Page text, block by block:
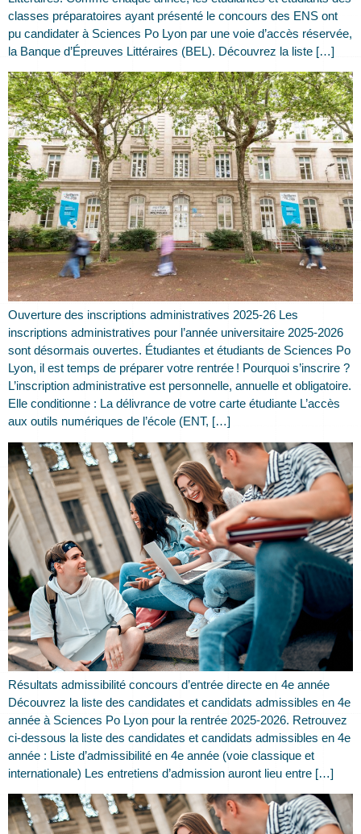
classes préparatoires ayant présenté le concours des ENS ont
pu candidater à Sciences Po Lyon par une voie d’accès réservée,
la Banque d’Épreuves Littéraires (BEL). Découvrez la liste […]
Ouverture des inscriptions administratives 2025-26 Les
inscriptions administratives pour l’année universitaire 2025-2026
sont désormais ouvertes. Étudiantes et étudiants de Sciences Po
Lyon, il est temps de préparer votre rentrée ! Pourquoi s’inscrire ?
L’inscription administrative est personnelle, annuelle et obligatoire.
Elle conditionne : La délivrance de votre carte étudiante L’accès
aux outils numériques de l’école (ENT, […]
Résultats admissibilité concours d’entrée directe en 4e année
Découvrez la liste des candidates et candidats admissibles en 4e
année à Sciences Po Lyon pour la rentrée 2025-2026. Retrouvez
ci-dessous la liste des candidates et candidats admissibles en 4e
année : Liste d’admissibilité en 4e année (voie classique et
internationale) Les entretiens d’admission auront lieu entre […]